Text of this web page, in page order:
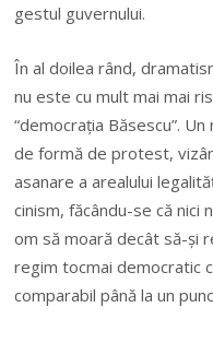
gestul guvernului.
În al doilea rând,
nu este cu mult mai mai
“democrația Băsescu”.
de formă de protest,
asanare a arealului
cinism, făcându-se că nici
om să moară decât să-și
regim tocmai democratic
comparabil până la un